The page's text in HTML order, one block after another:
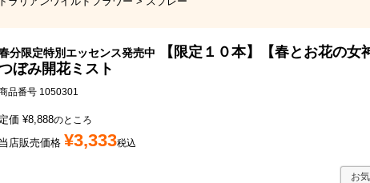
分限定特別エッセンス発売中
【限定１０本】【春とお花の女
ぼみ開花ミスト
品番号 1050301
定価 ¥8,888のところ
当店販売価格 ¥3,333税込
お